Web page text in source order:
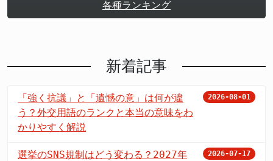
各種ランキング
新着記事
「強く抗議」と「遺憾の意」は何が違
う？外交用語のランクと本当の意味をわ
かりやすく解説
2026-08-01
選挙のSNS規制はどう変わる？2027年
2026-07-17